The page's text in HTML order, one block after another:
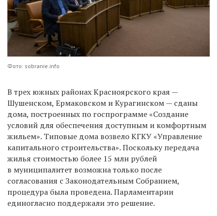
Фото: sobranie.info
В трех южных районах Красноярского края —
Шушенском, Ермаковском и Курагинском — сданы
дома, построенных по госпрограмме «Создание
условий для обеспечения доступным и комфортным
жильем». Типовые дома возвело КГКУ «Управление
капитального строительства». Поскольку передача
жилья стоимостью более 15 млн рублей
в муниципалитет возможна только после
согласования с Законодательным Собранием,
процедура была проведена. Парламентарии
единогласно поддержали это решение.